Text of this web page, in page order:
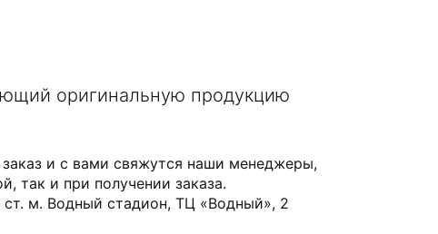
оригинальную продукцию
заказ и с вами свяжутся наши менеджеры,
так и при получении заказа.
м. Водный стадион, ТЦ «Водный», 2